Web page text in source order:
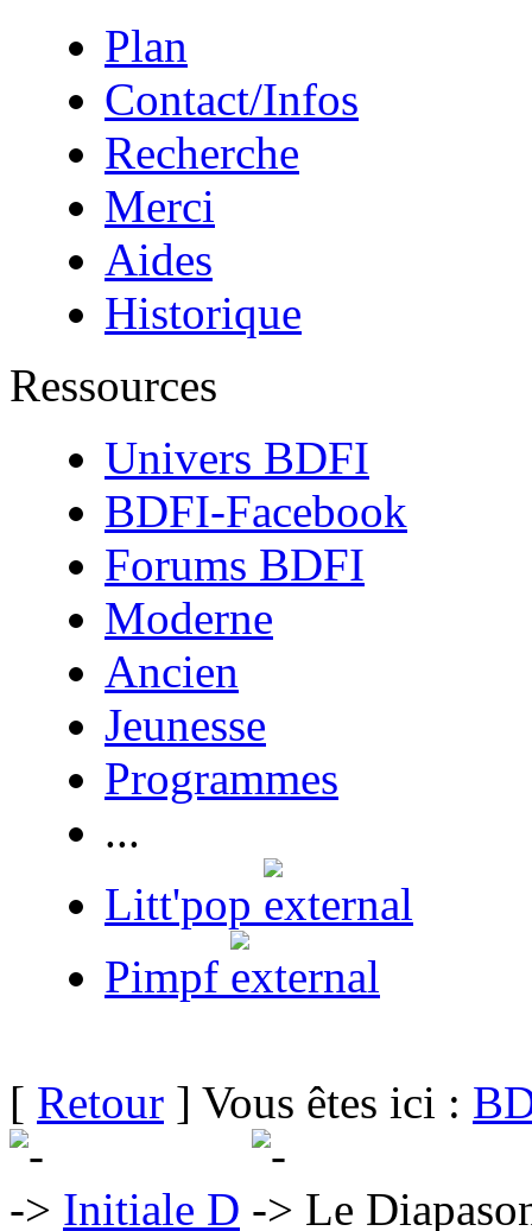
Plan
Contact/Infos
Recherche
Merci
Aides
Historique
Ressources
Univers BDFI
BDFI-Facebook
Forums BDFI
Moderne
Ancien
Jeunesse
Programmes
...
Litt'pop
Pimpf
[ Retour ] Vous êtes ici :
Initiale D
Le